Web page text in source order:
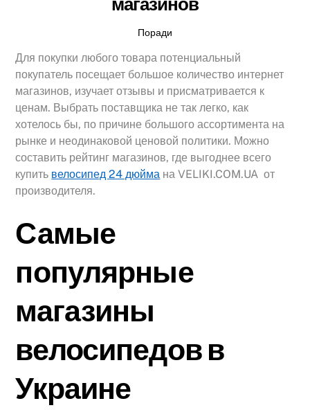
Поради
Для покупки любого товара потенциальный
покупатель посещает большое количество интернет
магазинов, изучает отзывы и присматривается к
ценам. Выбрать поставщика не так легко, как
хотелось бы, по причине большого ассортимента на
рынке и неодинаковой ценовой политики. Можно
составить рейтинг магазинов, где выгоднее всего
купить велосипед 24 дюйма на VELIKI.COM.UA от
производителя.
Самые
популярные
магазины
велосипедов в
Украине